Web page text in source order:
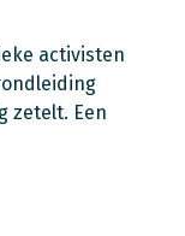
activisten
zetelt. Een